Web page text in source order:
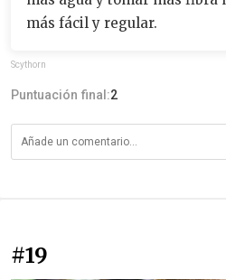
más fácil y regular.
Scythorn
Puntuación final:2
#19